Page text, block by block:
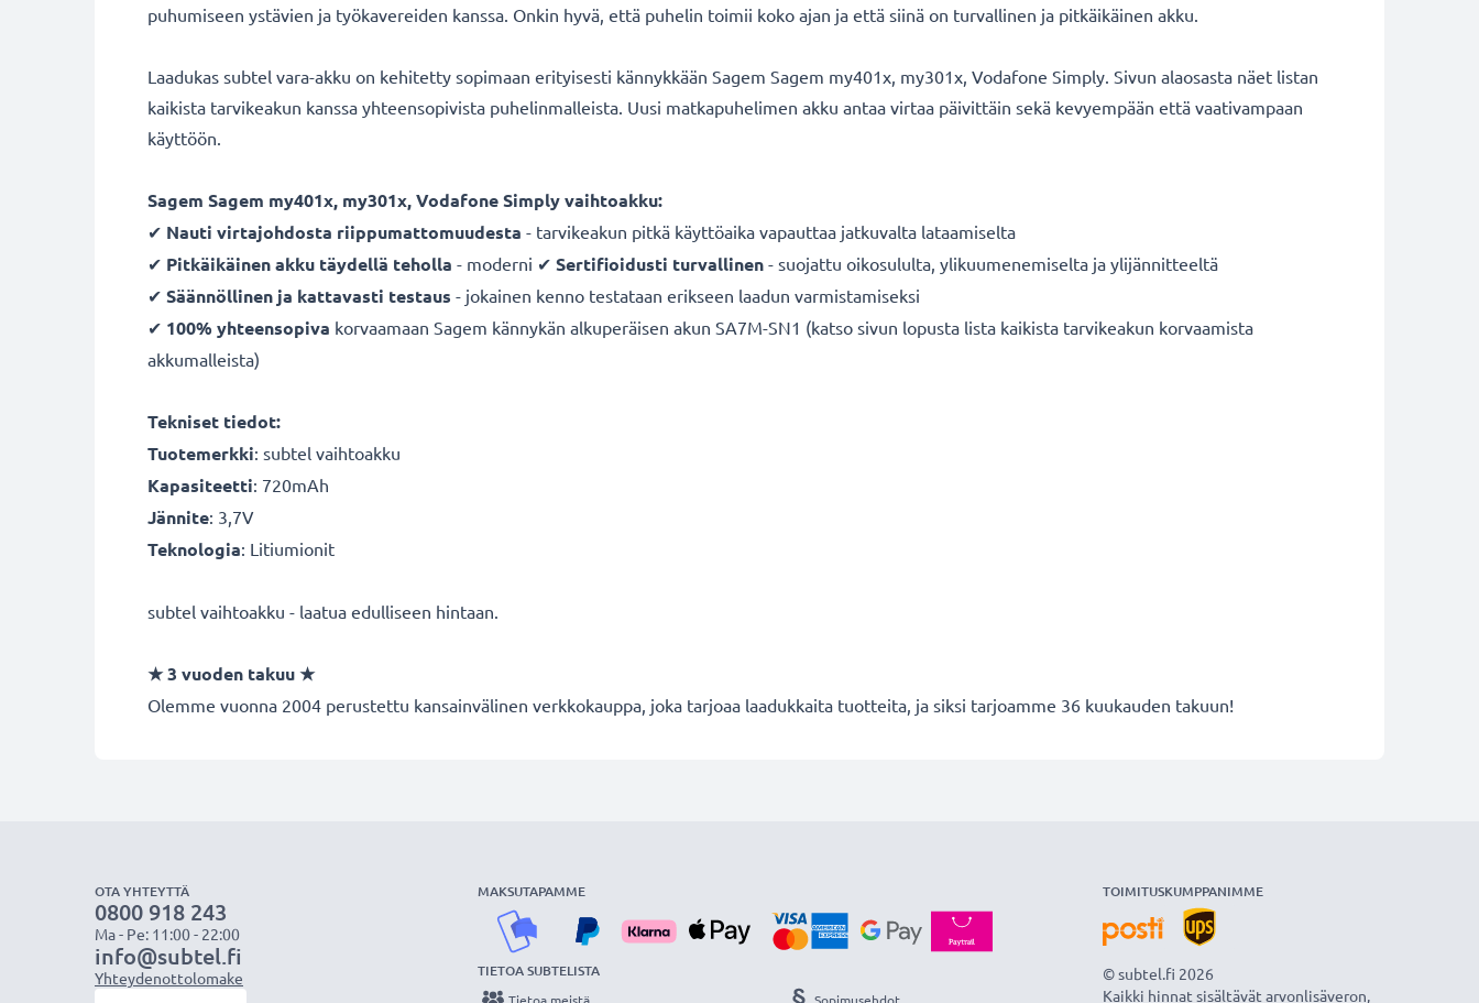
puhumiseen ystävien ja työkavereiden kanssa. Onkin hyvä, että puhelin toimii koko ajan ja että siinä on turvallinen ja pitkäikäinen akku.
Laadukas subtel vara-akku on kehitetty sopimaan erityisesti kännykkään Sagem Sagem my401x, my301x, Vodafone Simply. Sivun alaosasta näet listan
kaikista tarvikeakun kanssa yhteensopivista puhelinmalleista. Uusi matkapuhelimen akku antaa virtaa päivittäin sekä kevyempään että vaativampaan
käyttöön.
Sagem Sagem my401x, my301x, Vodafone Simply vaihtoakku:
✔ Nauti virtajohdosta riippumattomuudesta - tarvikeakun pitkä käyttöaika vapauttaa jatkuvalta lataamiselta
✔ Pitkäikäinenakku täydellä teholla - moderni ✔ Sertifioidusti turvallinen - suojattu oikosululta, ylikuumenemiselta ja ylijännitteeltä
✔ Säännöllinen ja kattavasti testaus - jokainen kenno testataan erikseen laadun varmistamiseksi
✔ 100% yhteensopiva korvaamaan Sagem kännykän alkuperäisen akun SA7M-SN1 (katso sivun lopusta lista kaikista tarvikeakun korvaamista
akkumalleista)
Tekniset tiedot:
Tuotemerkki: subtel vaihtoakku
Kapasiteetti: 720mAh
Jännite: 3,7V
Teknologia: Litiumionit
subtel vaihtoakku - laatua edulliseen hintaan.
★3 vuoden takuu★
Olemme vuonna 2004 perustettu kansainvälinen verkkokauppa, joka tarjoaa laadukkaita tuotteita, ja siksi tarjoamme 36 kuukauden takuun!
OTA YHTEYTTÄ
0800 918 243
Ma - Pe: 11:00 - 22:00
info@subtel.fi
Yhteydenottolomake
MAKSUTAPAMME
TIETOA SUBTELISTA
TOIMITUSKUMPPANIMME
© subtel.fi 2026
Kaikki hinnat sisältävät arvonlisäveron,